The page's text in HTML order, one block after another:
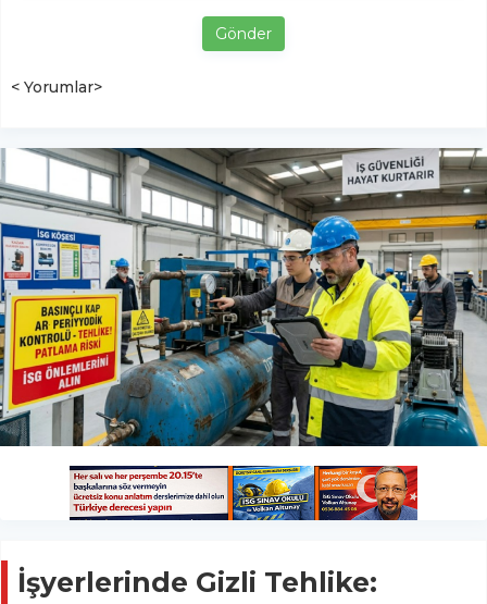
Gönder
< Yorumlar>
İşyerlerinde Gizli Tehlike: